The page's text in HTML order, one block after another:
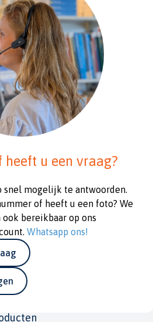
u een vraag?
snel mogelijk te antwoorden.
of heeft u een foto? We
bereikbaar op ons
Whatsapp ons!